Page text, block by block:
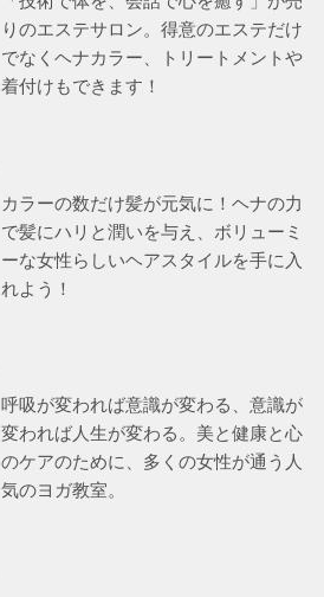
りのエステサロン。得意のエステだけ
でなくヘナカラー、トリートメントや
着付けもできます！
カラーの数だけ髪が元気に！ヘナの力
で髪にハリと潤いを与え、ボリューミ
ーな女性らしいヘアスタイルを手に入
れよう！
呼吸が変われば意識が変わる、意識が
変われば人生が変わる。美と健康と心
のケアのために、多くの女性が通う人
気のヨガ教室。